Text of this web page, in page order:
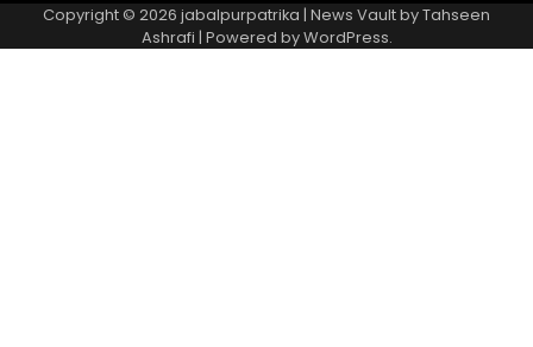
Copyright © 2026 jabalpurpatrika | News Vault byTahseen
Ashrafi | Powered byWordPress.